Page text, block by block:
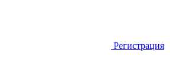
Регистрация